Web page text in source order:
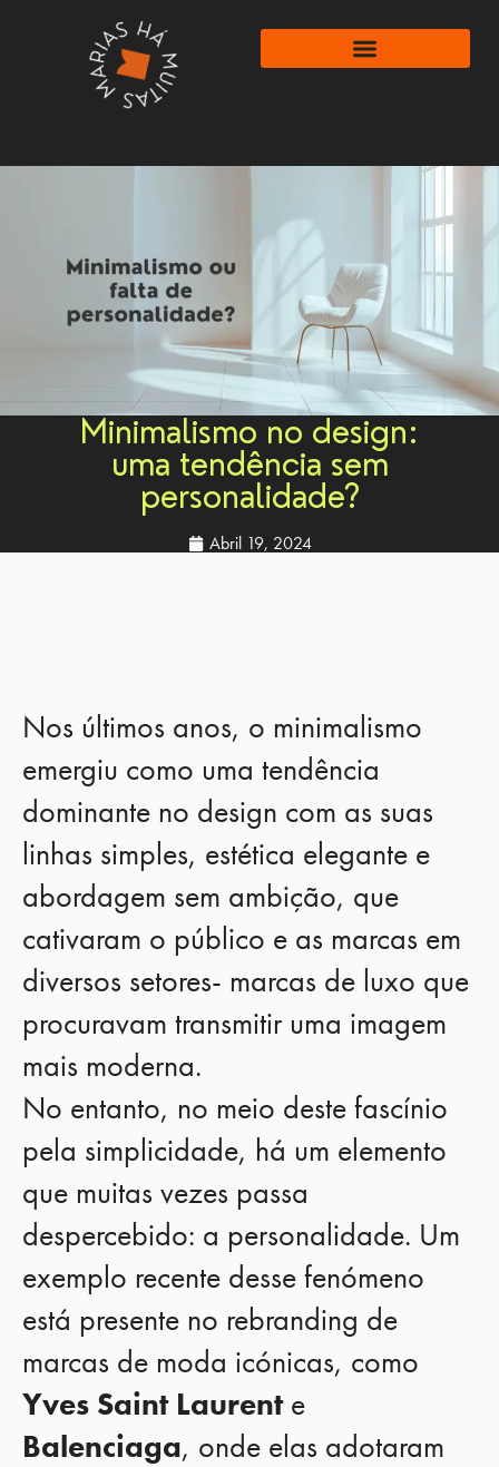
Minimalismo no design:
uma tendência sem
personalidade?
Abril 19, 2024
Nos últimos anos, o minimalismo
emergiu como uma tendência
dominante no design com as suas
linhas simples, estética elegante e
abordagem sem ambição, que
cativaram o público e as marcas em
diversos setores- marcas de luxo que
procuravam transmitir uma imagem
mais moderna.
No entanto, no meio deste fascínio
pela simplicidade, há um elemento
que muitas vezes passa
despercebido: a personalidade. Um
exemplo recente desse fenómeno
está presente no rebranding de
marcas de moda icónicas, como
Yves Saint Laurente
Balenciaga, onde elas adotaram